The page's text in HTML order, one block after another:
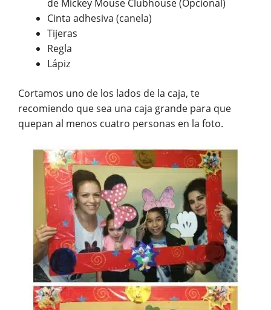
de Mickey Mouse Clubhouse (Opcional)
Cinta adhesiva (canela)
Tijeras
Regla
Lápiz
Cortamos uno de los lados de la caja, te
recomiendo que sea una caja grande para que
quepan al menos cuatro personas en la foto.